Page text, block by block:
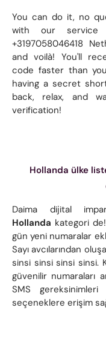
You can do it, no
with our
+3197058046418
and voilà! You'll
code faster than
having a secret
back, relax, and
verification!
Hollanda ülke
Daima dijital
Hollanda kategori
gün yeni numaralar
Sayı avcılarından
sinsi sinsi sinsi sinsi.
güvenilir numaraları
SMS
seçeneklere erişim